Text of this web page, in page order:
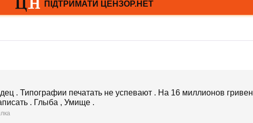
. Типографии печатать не успевают . На 16 миллионов гривен
. Глыба , Умище .